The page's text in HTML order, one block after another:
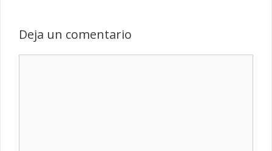
Deja un comentario